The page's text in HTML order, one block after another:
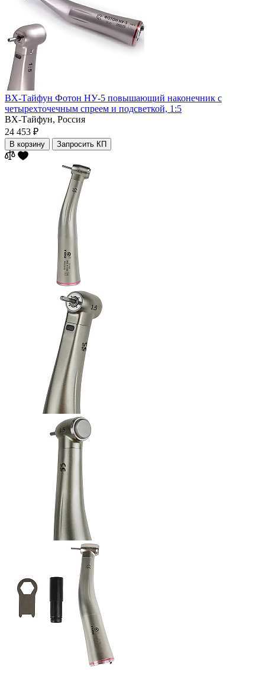
ВХ-Тайфун Фотон НУ-5 повышающий наконечник с
четырехточечным спреем и подсветкой, 1:5
ВХ-Тайфун, Россия
24 453 ₽
В корзину Запросить КП